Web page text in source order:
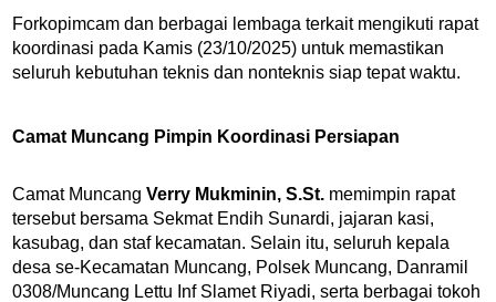
Forkopimcam dan berbagai lembaga terkait mengikuti rapat
koordinasi pada Kamis (23/10/2025) untuk memastikan
seluruh kebutuhan teknis dan nonteknis siap tepat waktu.
Camat Muncang Pimpin Koordinasi Persiapan
Camat MuncangVerry Mukminin, S.St. memimpin rapat
tersebut bersama Sekmat Endih Sunardi, jajaran kasi,
kasubag, dan staf kecamatan. Selain itu, seluruh kepala
desa se-Kecamatan Muncang, Polsek Muncang, Danramil
0308/Muncang Lettu Inf Slamet Riyadi, serta berbagai tokoh